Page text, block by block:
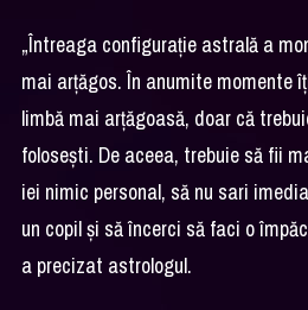
„Întreaga configurație astrală a
mai arțăgos. În anumite momente
limbă mai arțăgoasă, doar că
folosești. De aceea, trebuie să fii
iei nimic personal, să nu sari
un copil și să încerci să faci o
a precizat astrologul.